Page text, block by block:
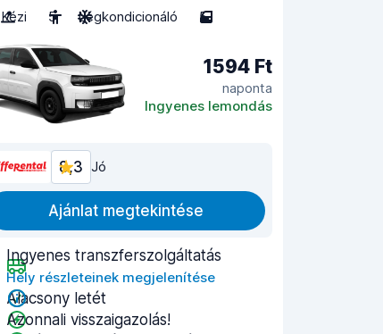
Kézi
5 Légkondicionáló 5
1594 Ft
naponta
Ingyenes lemondás
8,3 Jó
Ajánlat megtekintése
Ingyenes transzferszolgáltatás
Hely részleteinek megjelenítése
Alacsony letét
Azonnali visszaigazolás!